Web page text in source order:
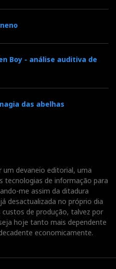
Boy - análise auditiva de
das abelhas
um devaneio editorial, uma
tecnologias de informação para
me assim da ditadura
desactualizada no próprio dia
custos de produção, talvez por
hoje tanto mais dependente
economicamente.